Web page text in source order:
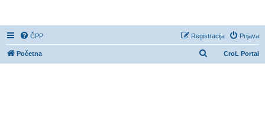
ČPP Prijava
Registracija
CroL Portal
Početna